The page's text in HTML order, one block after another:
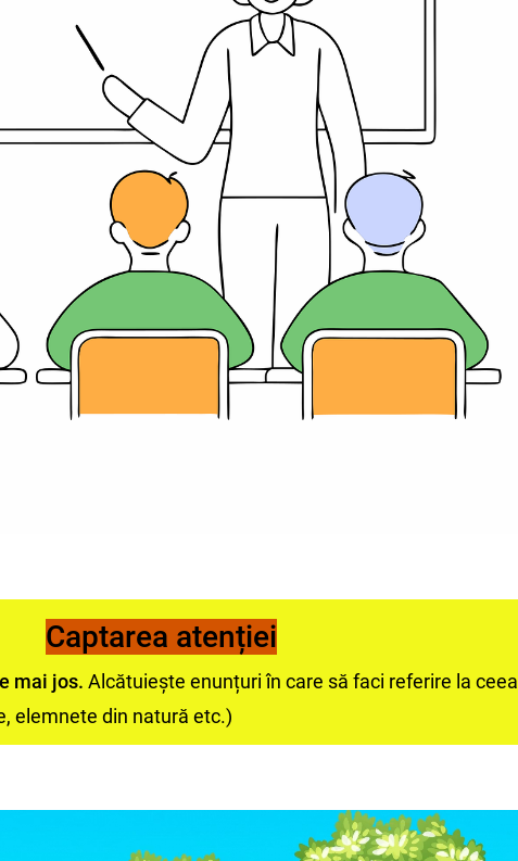
Captarea atenției
mai jos. Alcătuiește enunțuri în care să faci referire la ceea
elemnete din natură etc.)